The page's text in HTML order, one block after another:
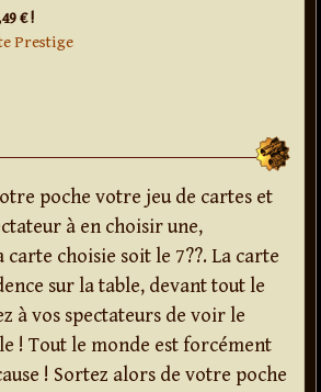
€ !
Prestige
poche votre jeu de cartes et
à en choisir une,
carte choisie soit le 7??. La carte
sur la table, devant tout le
à vos spectateurs de voir le
! Tout le monde est forcément
! Sortez alors de votre poche